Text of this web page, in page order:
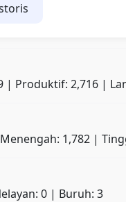
| Produktif: 2,716 |
1,782 |
0 | Buruh: 3